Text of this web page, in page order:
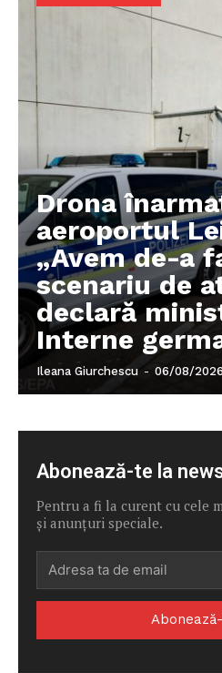
Drona
aeroportul
„Avem de-a
scenariu de
declară
Interne
Ileana Giurchescu - 06/08/2026
Abonează-te la
Pentru a fi la curent cu cele
și anunțuri speciale.